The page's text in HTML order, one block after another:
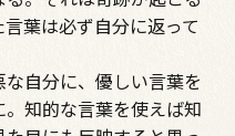
葉は必ず自分に返って
自分に、優しい言葉を
知的な言葉を使えば知